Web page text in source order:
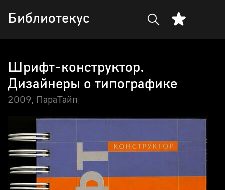
Библиотекус
Шрифт-конструктор.
Дизайнеры о типографике
2009, ПараТайп